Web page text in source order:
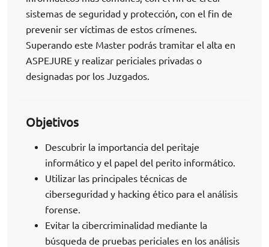
sistemas de seguridad y protección, con el fin de
prevenir ser víctimas de estos crímenes.
Superando este Master podrás tramitar el alta en
ASPEJURE y realizar periciales privadas o
designadas por los Juzgados.
Objetivos
Descubrir la importancia del peritaje
informático y el papel del perito informático.
Utilizar las principales técnicas de
ciberseguridad y hacking ético para el análisis
forense.
Evitar la cibercriminalidad mediante la
búsqueda de pruebas periciales en los análisis